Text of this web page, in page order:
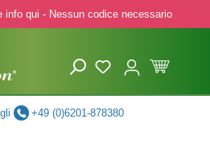
qui - Nessun codice necessario
+49 (0)6201-878380